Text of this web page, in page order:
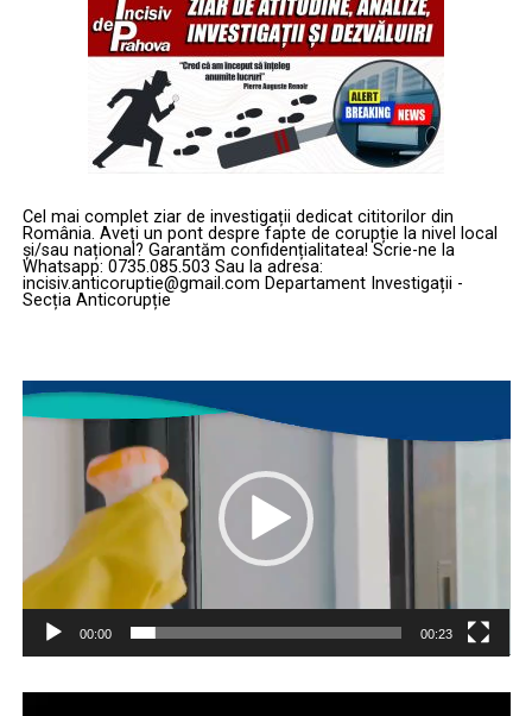
Cel mai complet ziar de investigații dedicat cititorilor din
România. Aveți un pont despre fapte de corupție la nivel local
și/sau național? Garantăm confidențialitatea! Scrie-ne la
Whatsapp: 0735.085.503 Sau la adresa:
incisiv.anticoruptie@gmail.com Departament Investigații -
Secția Anticorupție
Player
video
00:00 00:23
Player